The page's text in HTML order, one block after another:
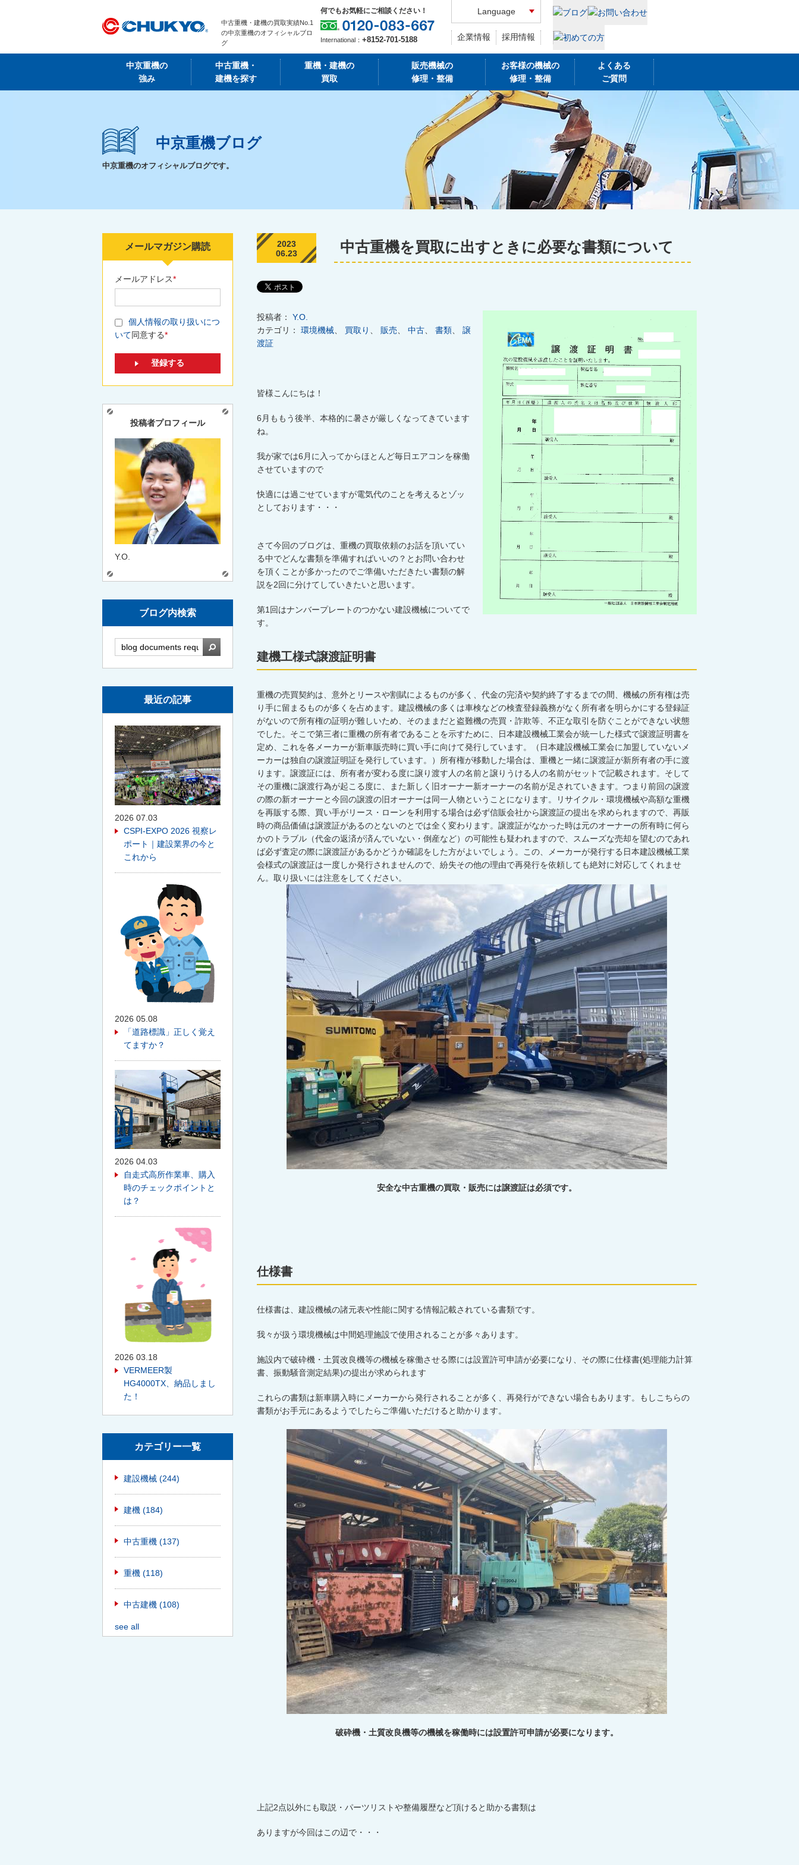
中古重機・建機の買取実績No.1
の中京重機のオフィシャルブロ
グ
何でもお気軽にご相談ください！
International： +8152-701-5188
Language
企業情報 採用情報
中京重機の
強み
中古重機・
建機を探す
重機・建機の
買取
販売機械の
修理・整備
お客様の機械の
修理・整備
よくある
ご質問
中京重機ブログ
中京重機のオフィシャルブログです。
2023
06.23
中古重機を買取に出すときに必要な書類について
投稿者：
Y.O.
カテゴリ： 環境機械 買取り 販売 中古 書類
譲
渡証
皆様こんにちは！
6 月ももう後半、本格的に暑さが厳しくなってきています
ね。
我が家では6 月に入ってからほとんど毎日エアコンを稼働
させていますので
快適には過ごせていますが電気代のことを考えるとゾッ
としております・・・
さて今回のブログは、重機の買取依頼のお話を頂いてい
る中でどんな書類を準備すればいいの？とお問い合わせ
を頂くことが多かったのでご準備いただきたい書類の解
説を2回に分けてしていきたいと思います。
第1 回はナンバープレートのつかない建設機械についてで
す。
建機工様式譲渡証明書
重機の売買契約は、意外とリースや割賦によるものが多く、代金の完済や契約終了するまでの間、機械の所有権は売
り手に留まるものが多くを占めます。建設機械の多くは車検などの検査登録義務がなく所有者を明らかにする登録証
がないので所有権の証明が難しいため、そのままだと盗難機の売買・詐欺等、不正な取引を防ぐことができない状態
でした。そこで第三者に重機の所有者であることを示すために、日本建設機械工業会が統一した様式で譲渡証明書を
定め、これを各メーカーが新車販売時に買い手に向けて発行しています。（日本建設機械工業会に加盟していないメ
ーカーは独自の譲渡証明証を発行しています。）所有権が移動した場合は、重機と一緒に譲渡証が新所有者の手に渡
ります。譲渡証には、所有者が変わる度に譲り渡す人の名前と譲りうける人の名前がセットで記載されます。そして
その重機に譲渡行為が起こる度に、また新しく旧オーナー新オーナーの名前が足されていきます。つまり前回の譲渡
の際の新オーナーと今回の譲渡の旧オーナーは同一人物ということになります。リサイクル・環境機械や高額な重機
を再販する際、買い手がリース・ローンを利用する場合は必ず信販会社から譲渡証の提出を求められますので、再販
時の商品価値は譲渡証があるのとないのとでは全く変わります。譲渡証がなかった時は元のオーナーの所有時に何ら
かのトラブル（代金の返済が済んでいない・倒産など）の可能性も疑われますので、スムーズな売却を望むのであれ
ば必ず査定の際に譲渡証があるかどうか確認をした方がよいでしょう。この、メーカーが発行する日本建設機械工業
会様式の譲渡証は一度しか発行されませんので、紛失その他の理由で再発行を依頼しても絶対に対応してくれませ
ん。取り扱いには注意をしてください。
安全な中古重機の買取・販売には譲渡証は必須です。
仕様書
仕様書は、建設機械の諸元表や性能に関する情報記載されている書類です。
我々が扱う環境機械は中間処理施設で使用されることが多々あります。
施設内で破砕機・土質改良機等の機械を稼働させる際には設置許可申請が必要になり、その際に仕様書(処理能力計算
書、振動騒音測定結果)の提出が求められます
これらの書類は新車購入時にメーカーから発行されることが多く、再発行ができない場合もあります。もしこちらの
書類がお手元にあるようでしたらご準備いただけると助かります。
破砕機・土質改良機等の機械を稼働時には設置許可申請が必要になります。
上記2点以外にも取説・パーツリストや整備履歴など頂けると助かる書類は
ありますが今回はこの辺で・・・
メールマガジン購読
メールアドレス*
個人情報の取り扱いにつ
いて同意する*
投稿者プロフィール
Y.O.
ブログ内検索
検索
最近の記事
2026 07.03
CSPI-EXPO 2026 視察レ
ポート｜建設業界の今と
これから
2026 05.08
「道路標識」正しく覚え
てますか？
2026 04.03
自走式高所作業車、購入
時のチェックポイントと
は？
2026 03.18
VERMEER製
HG4000TX、納品しまし
た！
カテゴリー一覧
建設機械 (244)
建機 (184)
中古重機 (137)
重機 (118)
中古建機 (108)
see all